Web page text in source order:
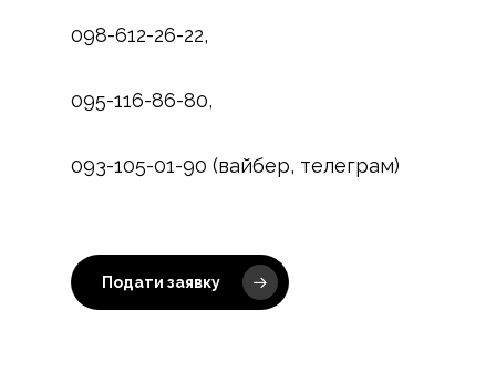
098-612-26-22,
095-116-86-80,
093-105-01-90 (вайбер, телеграм)
Подати заявку